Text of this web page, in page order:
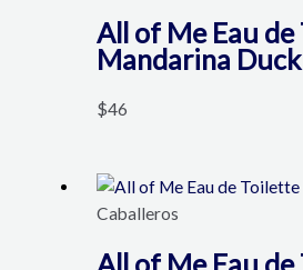
All of Me Eau
Mandarina Duck
$46
Caballeros